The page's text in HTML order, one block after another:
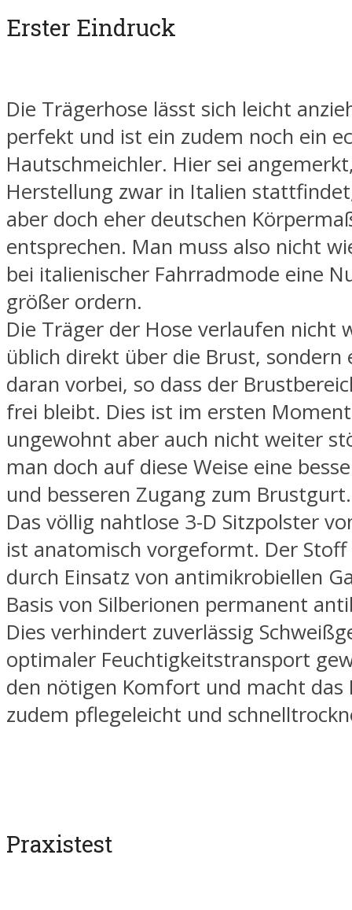
Erster Eindruck
Die Trägerhose lässt sich leicht
perfekt und ist ein zudem noch ein
Hautschmeichler. Hier sei
Herstellung zwar in Italien
aber doch eher deutschen
entsprechen. Man muss also nicht
bei italienischer Fahrradmode eine
größer ordern.
Die Träger der Hose verlaufen nicht
üblich direkt über die Brust, sondern
daran vorbei, so dass der
frei bleibt. Dies ist im ersten
ungewohnt aber auch nicht weiter
man doch auf diese Weise eine
und besseren Zugang zum Brustgurt.
Das völlig nahtlose 3-D Sitzpolster
ist anatomisch vorgeformt. Der Stoff
durch Einsatz von antimikrobiellen
Basis von Silberionen permanent
Dies verhindert zuverlässig
optimaler Feuchtigkeitstransport
den nötigen Komfort und macht das
zudem pflegeleicht und
Praxistest